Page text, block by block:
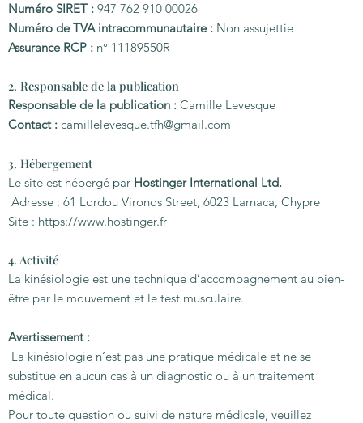
Numéro SIRET : 947 762 910 00026
Numéro de TVA intracommunautaire : Non assujettie
Assurance RCP : n° 11189550R
2. Responsable de la publication
Responsable de la publication : Camille Levesque
Contact : camillelevesque.tfh@gmail.com
3. Hébergement
Le site est hébergé par Hostinger International Ltd.
Adresse : 61 Lordou Vironos Street, 6023 Larnaca, Chypre
Site : https://www.hostinger.fr
4. Activité
La kinésiologie est une technique d’accompagnement au bien-
être par le mouvement et le test musculaire.
Avertissement :
La kinésiologie n’est pas une pratique médicale et ne se
substitue en aucun cas à un diagnostic ou à un traitement
médical.
Pour toute question ou suivi de nature médicale, veuillez